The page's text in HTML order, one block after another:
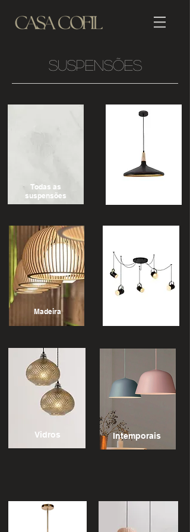
Suspensões
Todas as
suspensões
Madeira
Intemporais
Vidros